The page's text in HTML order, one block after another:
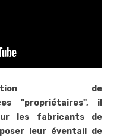
de
"propriétaires", il
les fabricants de
leur éventail de